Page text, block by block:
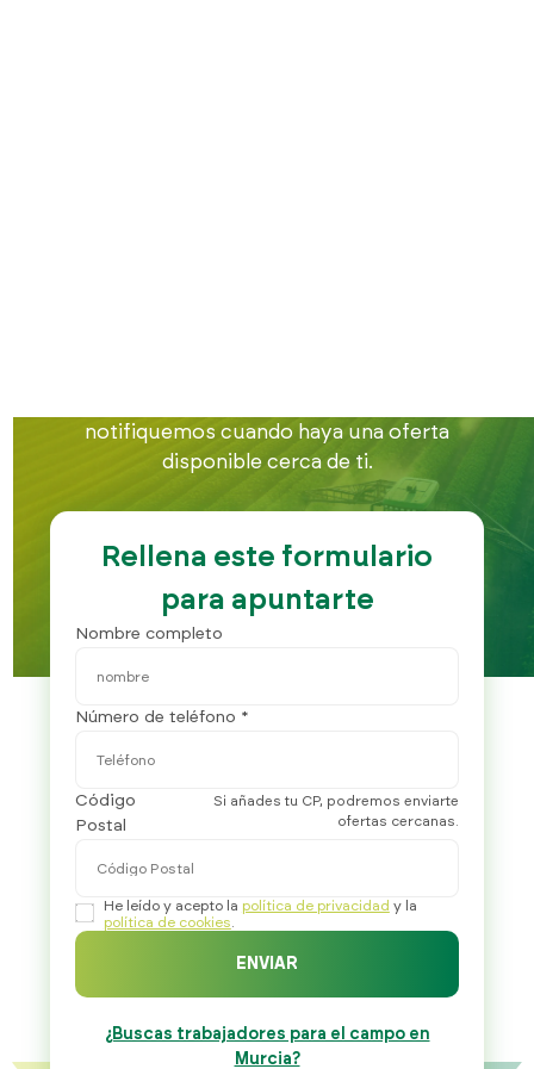
notifiquemos cuando haya una oferta
disponible cerca de ti.
Rellena este formulario
para apuntarte
Nombre completo
Número de teléfono *
Código
Postal
Si añades tu CP, podremos enviarte
ofertas cercanas.
He leído y acepto la política de privacidad y la
política de cookies
ENVIAR
¿Buscas trabajadores para el campo en
Murcia?